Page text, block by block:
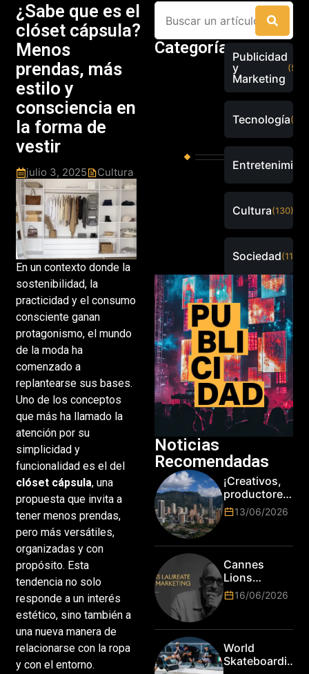
¿Sabe que es el
clóset cápsula?
Menos
prendas, más
estilo y
consciencia en
la forma de
vestir
julio 3, 2025 Cultura
En un contexto donde la
sostenibilidad, la
practicidad y el consumo
consciente ganan
protagonismo, el mundo
de la moda ha
comenzado a
replantearse sus bases.
Uno de los conceptos
que más ha llamado la
atención por su
simplicidad y
funcionalidad es el del
clóset cápsula, una
propuesta que invita a
tener menos prendas,
pero más versátiles,
organizadas y con
propósito. Esta
tendencia no solo
responde a un interés
estético, sino también a
una nueva manera de
relacionarse con la ropa
y con el entorno.
CategoríasPublicidad
y
Marketing
Tecnología
Cultura(130)
Sociedad(115)
Noticias
Recomendadas
¡Creativos,
productores
y cracks de
la tecnología
es hora de
subir de
nivel! Las
marcas más
top del
13/06/2026
Cannes
Lions
anuncia a
Jim Stengel
primer Lions
Laureate for
Marketing
16/06/2026
World
Skateboarding